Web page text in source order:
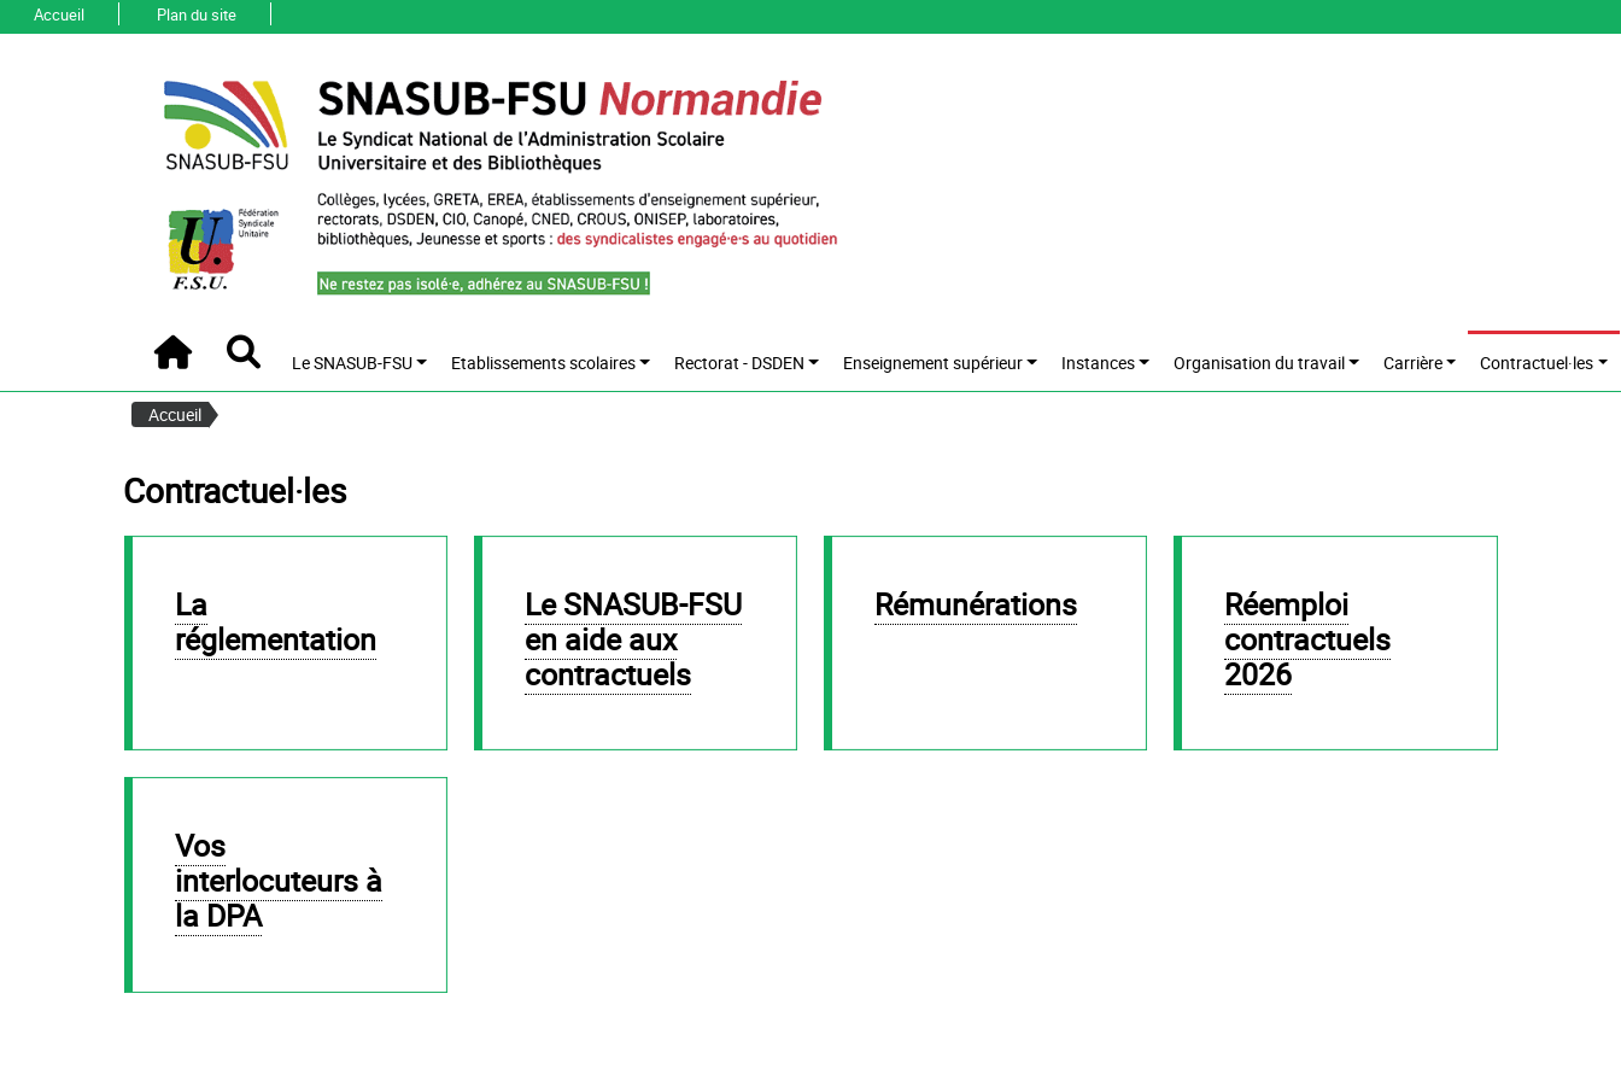
Accueil Plan du site
Accueil Recherche
Le SNASUB-FSU Etablissements scolaires Rectorat - DSDEN Enseignement supérieur Instances Organisation du travail Carrière Contractuel·les
Accueil
Contractuel·les
La
réglementation
Le SNASUB-FSU
en aide aux
contractuels
Rémunérations
Réemploi
contractuels
2026
Vos
interlocuteurs à
la DPA